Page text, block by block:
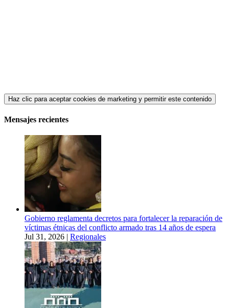
Haz clic para aceptar cookies de marketing y permitir este contenido
Mensajes recientes
Gobierno reglamenta decretos para fortalecer la reparación de
víctimas étnicas del conflicto armado tras 14 años de espera
Jul 31, 2026 | Regionales